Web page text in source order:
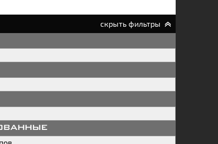
скрыть фильтры